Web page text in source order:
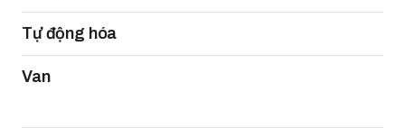
Tự động hóa
Van